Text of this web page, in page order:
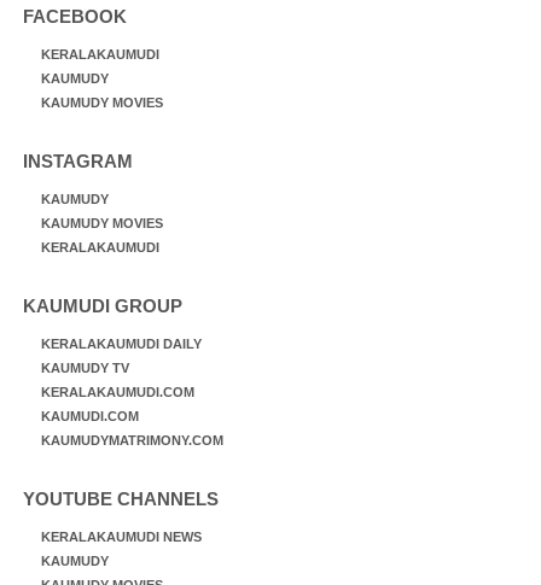
FACEBOOK
KERALAKAUMUDI
KAUMUDY
KAUMUDY MOVIES
INSTAGRAM
KAUMUDY
KAUMUDY MOVIES
KERALAKAUMUDI
KAUMUDI GROUP
KERALAKAUMUDI DAILY
KAUMUDY TV
KERALAKAUMUDI.COM
KAUMUDI.COM
KAUMUDYMATRIMONY.COM
YOUTUBE CHANNELS
KERALAKAUMUDI NEWS
KAUMUDY